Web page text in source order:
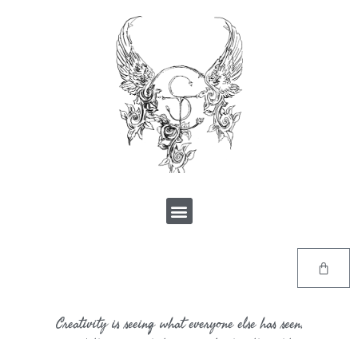
Creativity is seeing what everyone else has seen,